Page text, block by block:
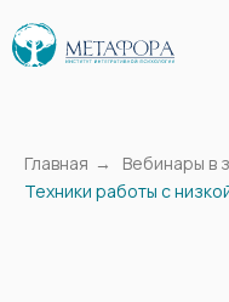
Главная → Вебинары в
Техники работы с